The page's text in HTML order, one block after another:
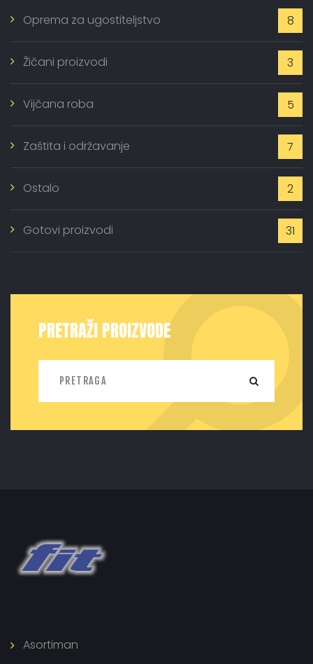
Oprema za ugostiteljstvo 8
Žičani proizvodi 3
Vijčana roba 5
Zaštita i održavanje 7
Ostalo 2
Gotovi proizvodi 31
PRETRAŽI PROIZVODE
Asortiman